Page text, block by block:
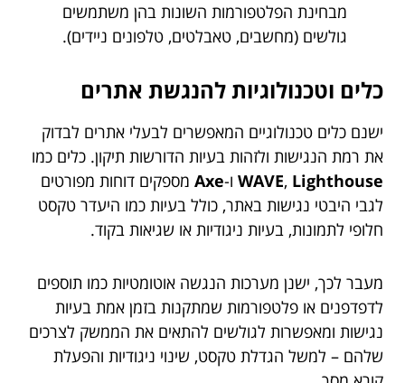
מבחינת הפלטפורמות השונות בהן משתמשים
גולשים (מחשבים, טאבלטים, טלפונים ניידים).
כלים וטכנולוגיות להנגשת אתרים
ישנם כלים טכנולוגיים המאפשרים לבעלי אתרים לבדוק
את רמת הנגישות ולזהות בעיות הדורשות תיקון. כלים כמו
WAVE, Lighthouse ו-Axe מספקים דוחות מפורטים
לגבי היבטי נגישות באתר, כולל בעיות כמו היעדר טקסט
חלופי לתמונות, בעיות ניגודיות או שגיאות בקוד.
מעבר לכך, ישנן מערכות הנגשה אוטומטיות כמו תוספים
לדפדפנים או פלטפורמות שמתקנות בזמן אמת בעיות
נגישות ומאפשרות לגולשים להתאים את הממשק לצרכים
שלהם – למשל הגדלת טקסט, שינוי ניגודיות והפעלת